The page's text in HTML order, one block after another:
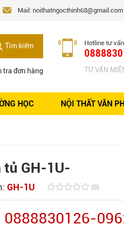
Mail: noithatngocthinh68@gmail.com
Tìm kiếm
tra đơn hàng
Hotline tư vấn
TƯ VẤN
HỌC NỘI THẤT VĂN
tủ GH-1U-
GH-1U (0)
0888830126-